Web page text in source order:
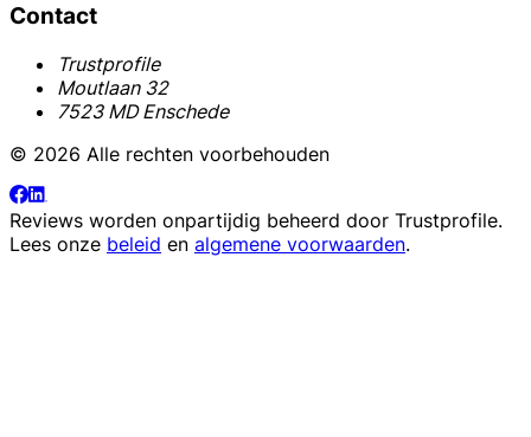
Contact
Trustprofile
Moutlaan 32
7523 MD Enschede
© 2026 Alle rechten voorbehouden
Reviews worden onpartijdig beheerd door Trustprofile.
Lees onze beleid en algemene voorwaarden.